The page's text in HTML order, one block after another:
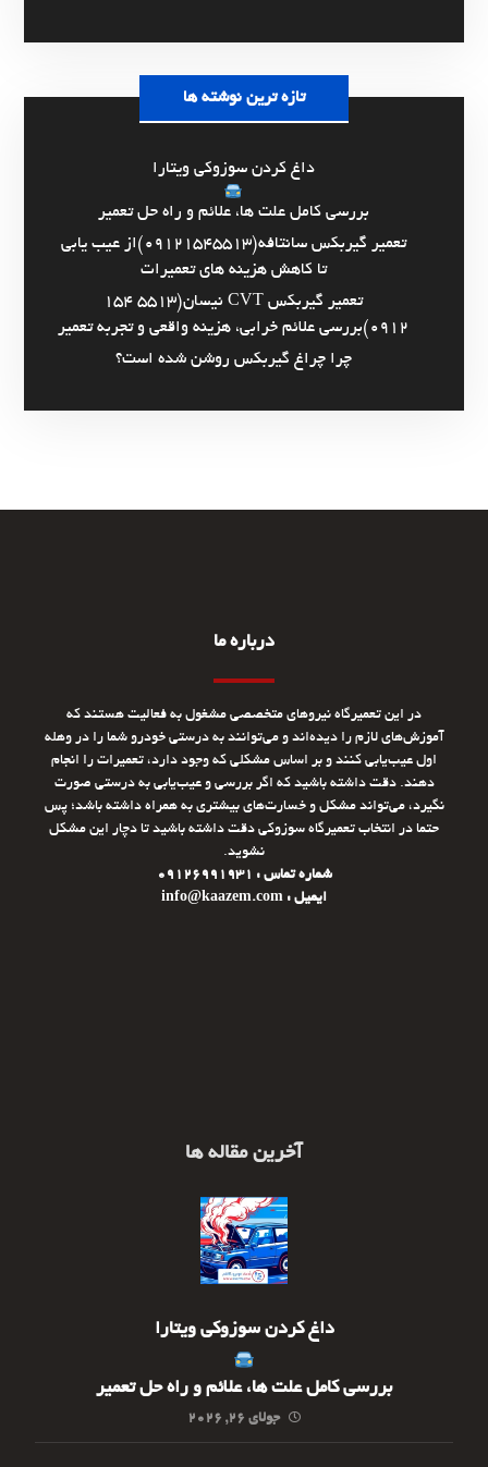
تازه ترین نوشته ها
داغ کردن سوزوکی ویتارا
بررسی کامل علت ها، علائم و راه حل تعمیر
تعمیر گیربکس سانتافه(09121545513)از عیب یابی
تا کاهش هزینه های تعمیرات
تعمیر گیربکس CVT نیسان(5513 154
0912)بررسی علائم خرابی، هزینه واقعی و تجربه تعمیر
چرا چراغ گیربکس روشن شده است؟
درباره ما
در این تعمیرگاه نیروهای متخصصی مشغول به فعالیت هستند که
آموزش‌های لازم را دیده‌اند و می‌توانند به درستی خودرو شما را در وهله
اول عیب‌یابی کنند و بر اساس مشکلی که وجود دارد، تعمیرات را انجام
دهند. دقت داشته باشید که اگر بررسی و عیب‌یابی به درستی صورت
نگیرد، می‌تواند مشکل و خسارت‌های بیشتری به همراه داشته باشد؛ پس
حتما در انتخاب تعمیرگاه سوزوکی دقت داشته باشید تا دچار این مشکل
نشوید.
شماره تماس : 09126991931
ایمیل : info@kaazem.com
آخرین مقاله ها
داغ کردن سوزوکی ویتارا
بررسی کامل علت ها، علائم و راه حل تعمیر
جولای ۲۶, ۲۰۲۶